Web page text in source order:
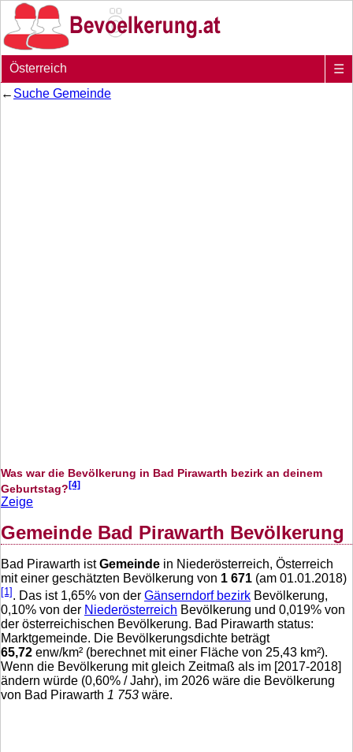
Österreich
☰
← Suche Gemeinde
Was war die Bevölkerung in Bad Pirawarth bezirk an deinem
Geburtstag?[4]
Zeige
Gemeinde Bad Pirawarth Bevölkerung
Bad Pirawarth istGemeinde in Niederösterreich, Österreich
mit einer geschätzten Bevölkerung von 1 671 (am 01.01.2018)
[1] . Das ist 1,65% von der Gänserndorf bezirk Bevölkerung,
0,10% von der Niederösterreich Bevölkerung und 0,019% von
der österreichischen Bevölkerung. Bad Pirawarth status:
Marktgemeinde. Die Bevölkerungsdichte beträgt
65,72 enw/km² (berechnet mit einer Fläche von 25,43 km²).
Wenn die Bevölkerung mit gleich Zeitmaß als im [2017-2018]
ändern würde (0,60% / Jahr), im 2026 wäre die Bevölkerung
von Bad Pirawarth 1 753 wäre.